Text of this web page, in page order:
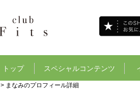
トップ スペシャルコンテンツ
> まなみのプロフィール詳細